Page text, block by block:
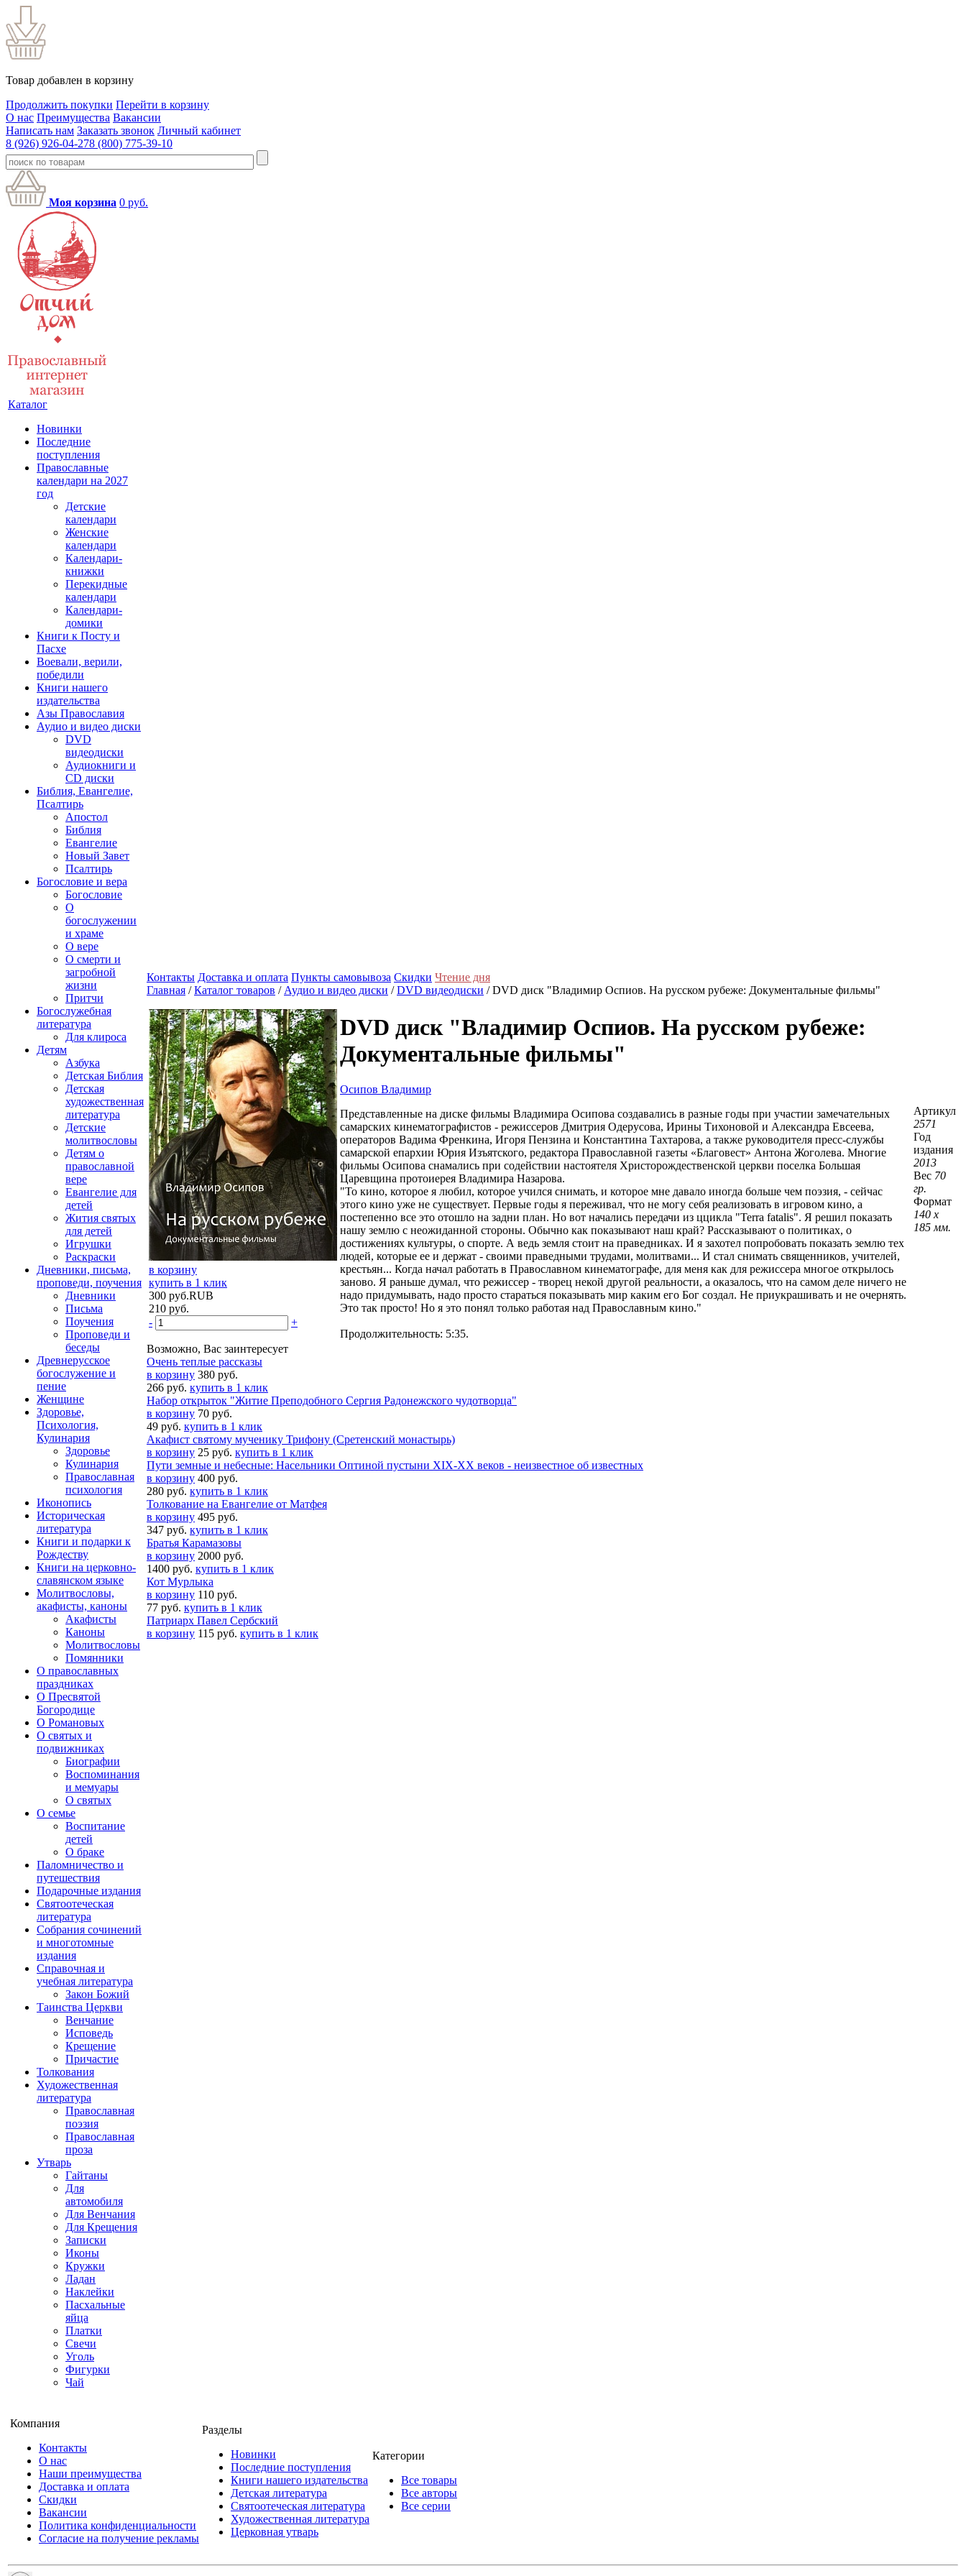
Товар добавлен в корзину
Продолжить покупки Перейти в корзину
О нас Преимущества Вакансии
Написать нам Заказать звонок Личный кабинет
8 (926) 926-04-278 (800) 775-39-10
Моя корзина 0 руб.
Каталог
Новинки
Последние
поступления
Православные
календари на 2027
год
Детские
календари
Женские
календари
Календари-
книжки
Перекидные
календари
Календари-
домики
Книги к Посту и
Пасхе
Воевали, верили,
победили
Книги нашего
издательства
Азы Православия
Аудио и видео диски
DVD
видеодиски
Аудиокниги и
CD диски
Библия, Евангелие,
Псалтирь
Апостол
Библия
Евангелие
Новый Завет
Псалтирь
Богословие и вера
Богословие
О
богослужении
и храме
О вере
О смерти и
загробной
жизни
Притчи
Богослужебная
литература
Для клироса
Детям
Азбука
Детская Библия
Детская
художественная
литература
Детские
молитвословы
Детям о
православной
вере
Евангелие для
детей
Жития святых
для детей
Игрушки
Раскраски
Дневники, письма,
проповеди, поучения
Дневники
Письма
Поучения
Проповеди и
беседы
Древнерусское
богослужение и
пение
Женщине
Здоровье,
Психология,
Кулинария
Здоровье
Кулинария
Православная
психология
Иконопись
Историческая
литература
Книги и подарки к
Рождеству
Книги на церковно-
славянском языке
Молитвословы,
акафисты, каноны
Акафисты
Каноны
Молитвословы
Помянники
О православных
праздниках
О Пресвятой
Богородице
О Романовых
О святых и
подвижниках
Биографии
Воспоминания
и мемуары
О святых
О семье
Воспитание
детей
О браке
Паломничество и
путешествия
Подарочные издания
Святоотеческая
литература
Собрания сочинений
и многотомные
издания
Справочная и
учебная литература
Закон Божий
Таинства Церкви
Венчание
Исповедь
Крещение
Причастие
Толкования
Художественная
литература
Православная
поэзия
Православная
проза
Утварь
Гайтаны
Для
автомобиля
Для Венчания
Для Крещения
Записки
Иконы
Кружки
Ладан
Наклейки
Пасхальные
яйца
Платки
Свечи
Уголь
Фигурки
Чай
Контакты Доставка и оплата Пункты самовывоза Скидки Чтение дня
Главная /Каталог товаров / Аудио и видео диски /DVD видеодиски / DVD диск "Владимир Оспиов. На русском рубеже: Документальные фильмы"
в корзину
купить в 1 клик
300 руб.RUB
210 руб.
-
+
DVD диск "Владимир Оспиов. На русском рубеже:
Документальные фильмы"
Осипов Владимир
Представленные на диске фильмы Владимира Осипова создавались в разные годы при участии замечательных
самарских кинематографистов - режиссеров Дмитрия Одерусова, Ирины Тихоновой и Александра Евсеева,
операторов Вадима Френкина, Игоря Пензина и Константина Тахтарова, а также руководителя пресс-службы
самарской епархии Юрия Изъятского, редактора Православной газеты «Благовест» Антона Жоголева. Многие
фильмы Осипова снамались при содействии настоятеля Христорождественской церкви поселка Большая
Царевщина протоиерея Владимира Назарова.
"То кино, которое я любил, которое учился снимать, и которое мне давало иногда больше чем поэзия, - сейчас
этого кино уже не существует. Первые годы я переживал, что не могу себя реализовать в игровом кино, а
постепенно все это отошло на задни план. Но вот начались передачи из ццикла "Terra fatalis". Я решил показать
нашу землю с неожиданной стороны. Обычно как показывают наш край? Рассказывают о политиках, о
достижениях культуры, о спорте. А ведь земля стоит на праведниках. И я захотел попробовать показать землю тех
людей, которые ее и держат - своими праведными трудами, молитвами... И стал снимать священников, учителей,
крестьян... Когда начал работать в Православном кинематографе, для меня как для режиссера многое открылось
заново. Я раньше думал, что режиссер - творец некой другой реальности, а оказалось, что на самом деле ничего не
надо придумывать, надо просто стараться показывать мир каким его Бог создал. Не приукрашивать и не очернять.
Это так просто! Но я это понял только работая над Православным кино."
Продолжительность: 5:35.
Артикул
2571
Год
издания
2013
Вес 70
гр.
Формат
140 х
185 мм.
Возможно, Вас заинтересует
Очень теплые рассказы
в корзину 380 руб.
266 руб. купить в 1 клик
Набор открыток "Житие Преподобного Сергия Радонежского чудотворца"
в корзину 70 руб.
49 руб. купить в 1 клик
Акафист святому мученику Трифону (Сретенский монастырь)
в корзину 25 руб. купить в 1 клик
Пути земные и небесные: Насельники Оптиной пустыни XIX-XX веков - неизвестное об известных
в корзину 400 руб.
280 руб. купить в 1 клик
Толкование на Евангелие от Матфея
в корзину 495 руб.
347 руб. купить в 1 клик
Братья Карамазовы
в корзину 2000 руб.
1400 руб. купить в 1 клик
Кот Мурлыка
в корзину 110 руб.
77 руб. купить в 1 клик
Патриарх Павел Сербский
в корзину 115 руб. купить в 1 клик
Компания
Контакты
О нас
Наши преимущества
Доставка и оплата
Скидки
Вакансии
Политика конфиденциальности
Согласие на получение рекламы
Разделы
Новинки
Последние поступления
Книги нашего издательства
Детская литература
Святоотеческая литература
Художественная литература
Церковная утварь
Категории
Все товары
Все авторы
Все серии